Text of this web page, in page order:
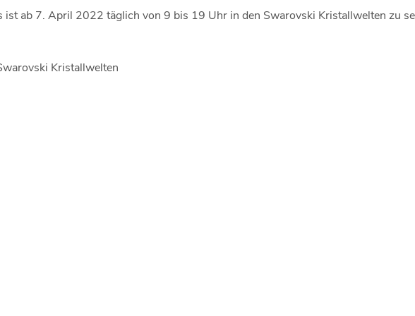
ist ab 7. April 2022 täglich von 9 bis 19 Uhr in den Swarovski Kristallwelten zu
Kristallwelten